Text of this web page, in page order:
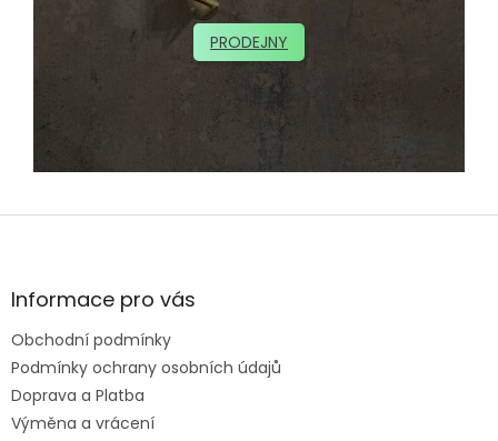
PRODEJNY
Z
aInformace pro vás
Obchodní podmínky
Podmínky ochrany osobních údajů
Doprava a Platba
Výměna a vrácení